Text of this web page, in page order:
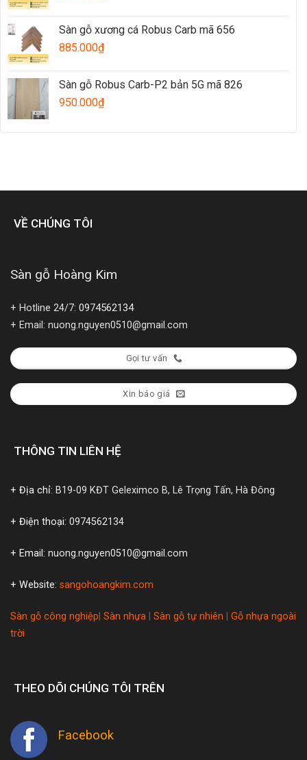
Sàn gỗ xương cá Robus Carb mã 656
885.000₫
Sàn gỗ Robus Carb-P2 bản 5G mã 826
950.000₫
VỀ CHÚNG TÔI
Sàn gỗ Hoàng Kim
+ Hotline 24/7: 0974562134
+ Email: nuong.nguyen0510@gmail.com
Gọi tư vấn
Xin báo giá
THÔNG TIN LIÊN HỆ
+ Địa chỉ: B19-09 KĐT Geleximco B, Lê Trọng Tấn, Hà Đông
+ Điện thoại: 0974562134
+ Email: nuong.nguyen0510@gmail.com
+ Website: sangohoangkim.com
Sàn gỗ công nghiệp Sàn nhựa Sàn gỗ tự nhiên
Gỗ nhựa ngoài
trời
THEO DÕI CHÚNG TÔI TRÊN
Facebook